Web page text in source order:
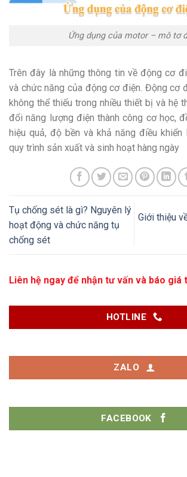
Ứng dụng của motor – mô tơ
Trên đây là những thông tin về động cơ
và chức năng của động cơ điện. Động cơ
không thể thiếu trong nhiều thiết bị và hệ
đổi năng lượng điện thành công cơ học,
hiệu quả, độ bền và khả năng điều khiển
quy trình sản xuất và sinh hoạt hàng ngày
Tụ chống sét là gì? Nguyên lý
hoạt động và chức năng tụ
chống sét
Giới thiệu
Liên hệ ngay để nhận tư vấn và báo giá
HOTLINE
ZALO
FACEBOOK